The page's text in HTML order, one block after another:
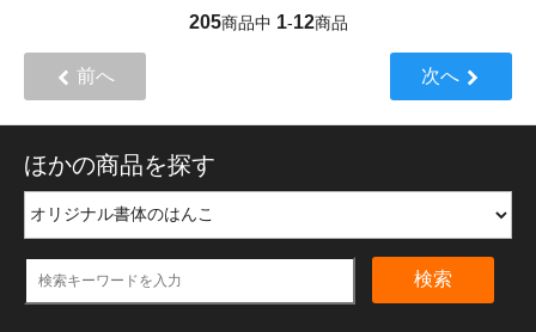
205商品中 1-12商品
前へ 次へ
ほかの商品を探す
検索